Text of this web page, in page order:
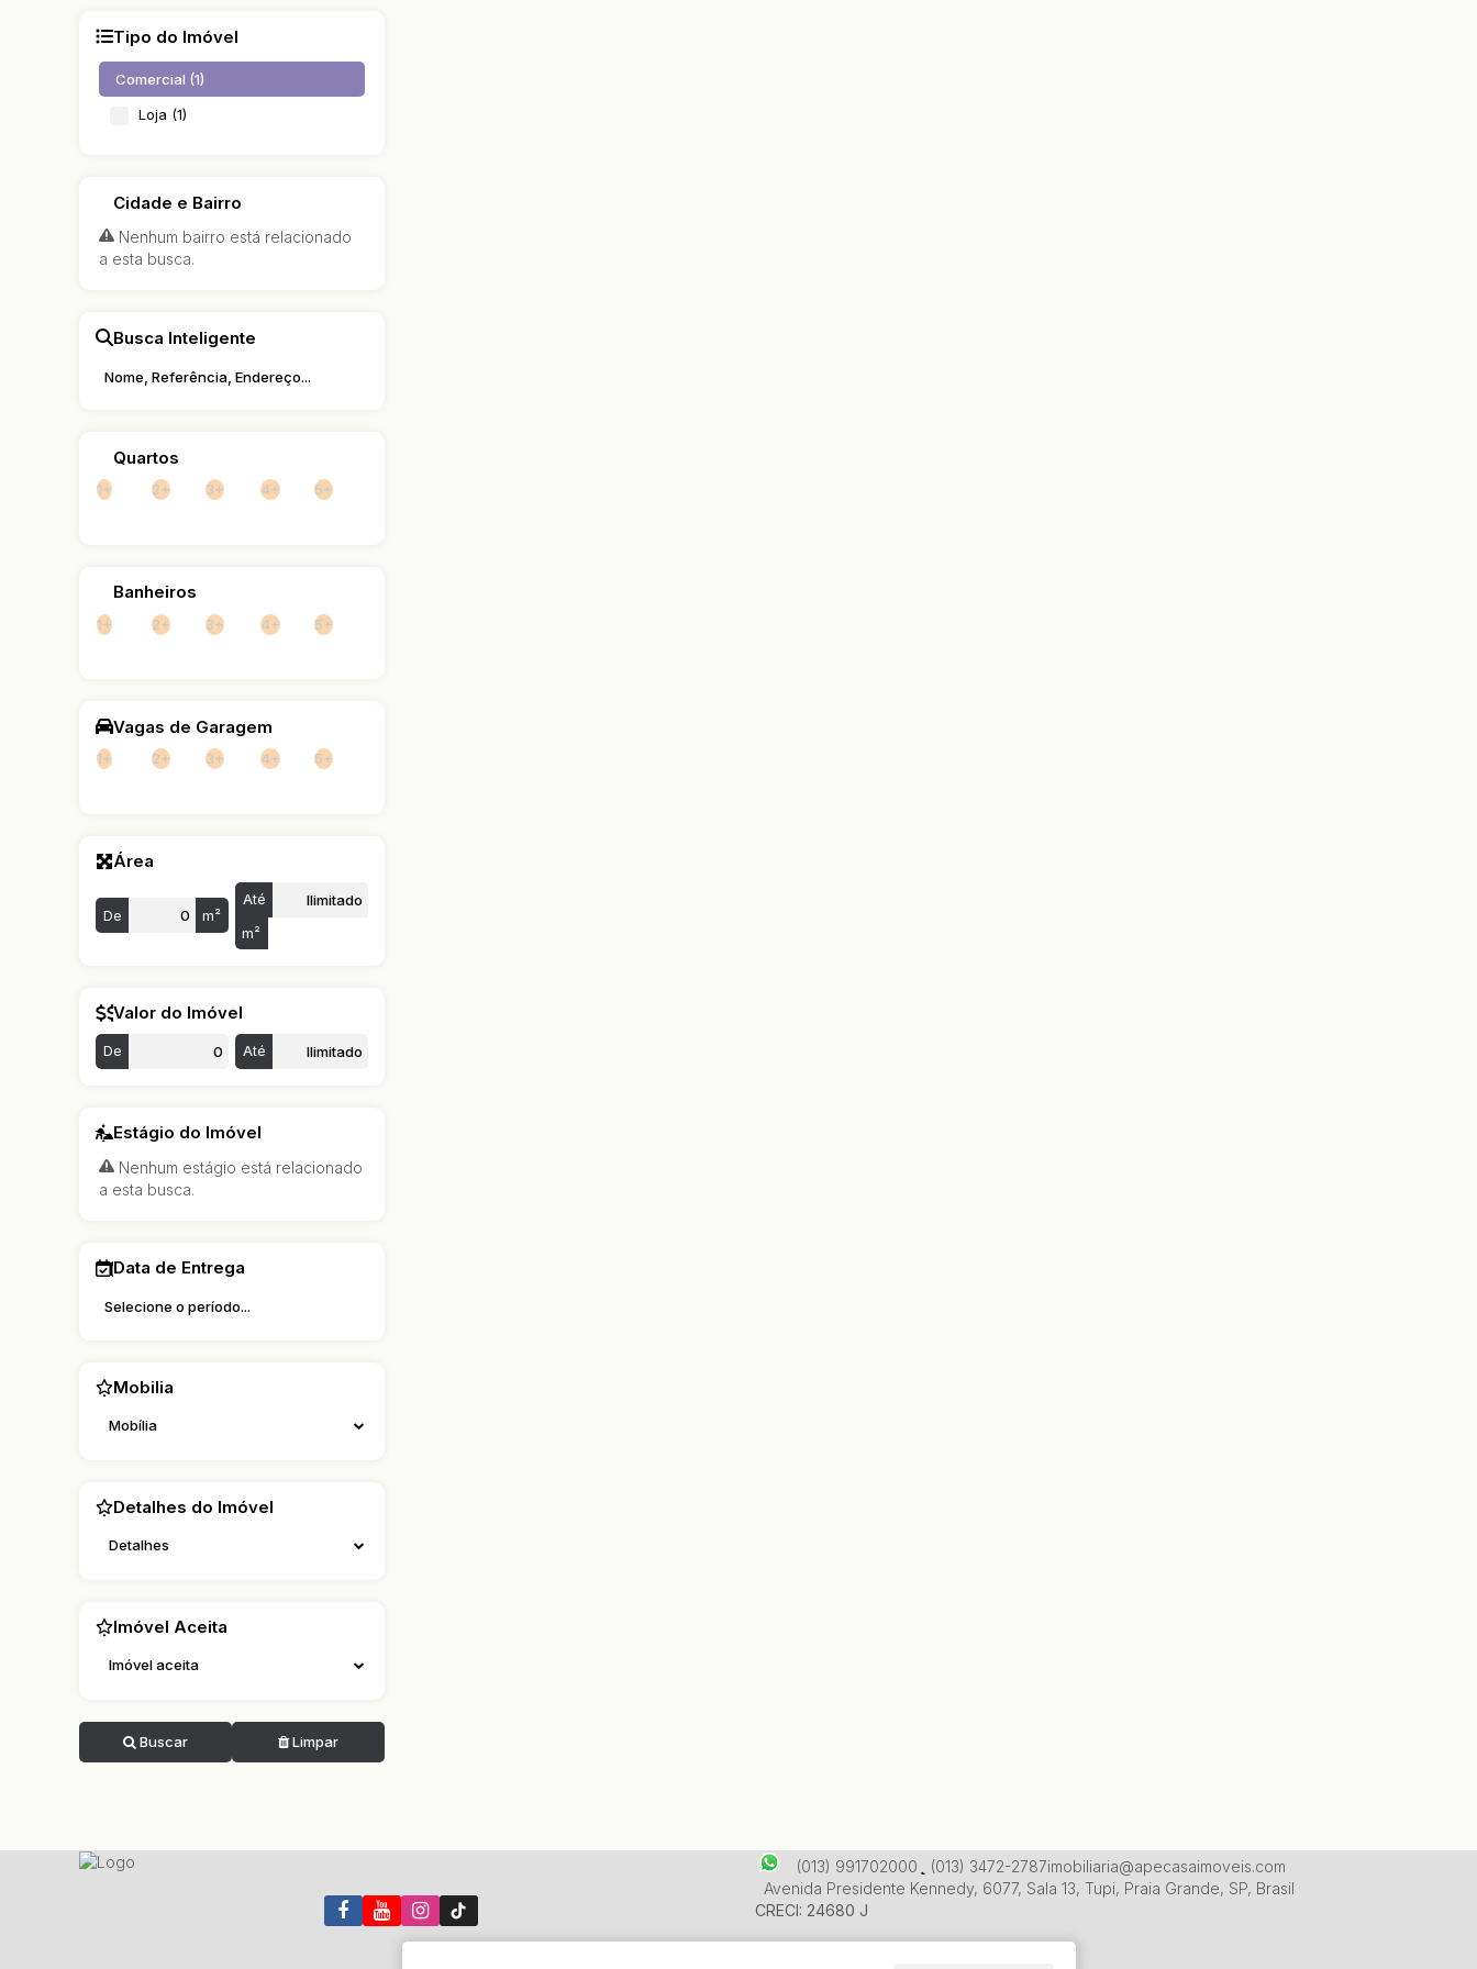
Tipo do Imóvel
Comercial (1)
Loja (1)
Cidade e Bairro
Nenhum bairro está relacionado
a esta busca.
Busca Inteligente
Quartos
1+ 2+ 3+ 4+ 5+
Banheiros
1+ 2+ 3+ 4+ 5+
Vagas de Garagem
1+ 2+ 3+ 4+ 5+
Área
De m²
Até
m²
Valor do Imóvel
De Até
Estágio do Imóvel
Nenhum estágio está relacionado
a esta busca.
Data de Entrega
Mobilia
Mobília
Detalhes do Imóvel
Detalhes
Imóvel Aceita
Imóvel aceita
Buscar Limpar
(013) 991702000 (013) 3472-2787imobiliaria@apecasaimoveis.com
Avenida Presidente Kennedy, 6077, Sala 13, Tupi, Praia Grande, SP, Brasil
CRECI: 24680 J